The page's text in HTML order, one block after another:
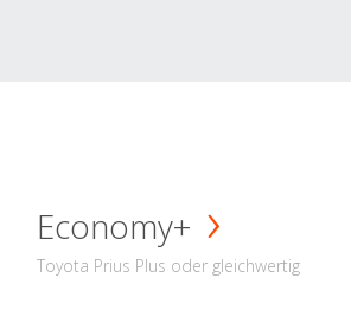
Economy+
Toyota Prius Plus oder gleichwertig